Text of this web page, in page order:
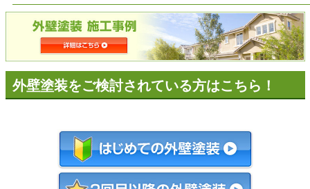
外壁塗装をご検討されている方はこちら！